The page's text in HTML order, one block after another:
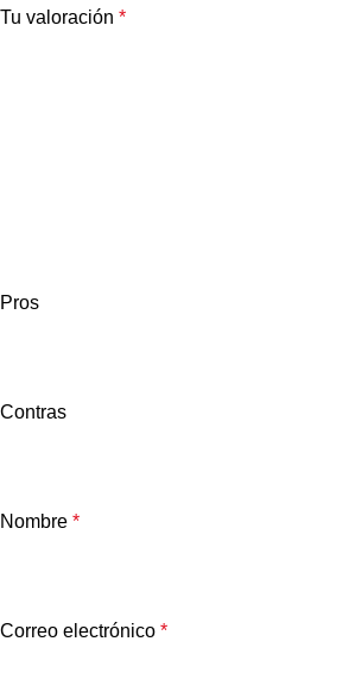
Tu valoración *
Pros
Contras
Nombre *
Correo electrónico *